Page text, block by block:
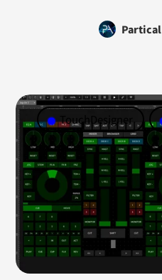
Partical
TouchDesigner